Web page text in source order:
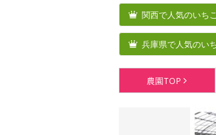
関西で人気のいち
兵庫県で人気のい
農園TOP